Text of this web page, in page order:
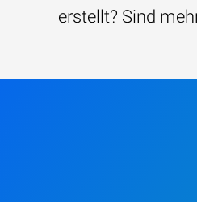
erstellt? Sind